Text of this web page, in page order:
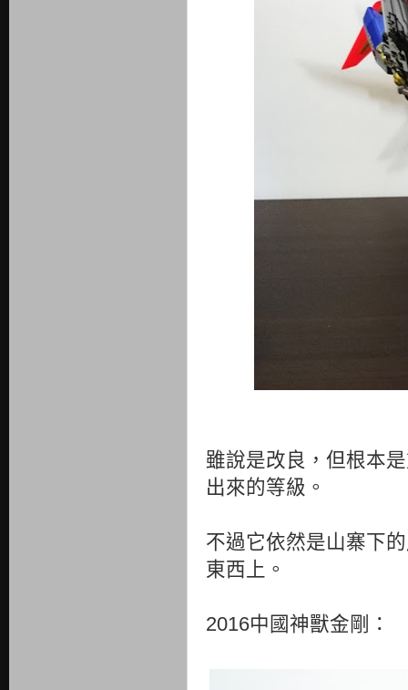
雖說是改良，但根本
出來的等級。
不過它依然是山寨下
東西上。
2016中國神獸金剛：